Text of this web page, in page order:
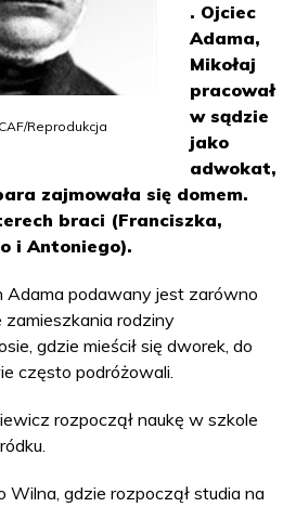
Reprodukcja
. Ojciec
Adama,
Mikołaj
pracował
w sądzie
jako
adwokat,
zajmowała się domem.
braci (Franciszka,
i Antoniego).
Adama podawany jest zarówno
zamieszkania rodziny
gdzie mieścił się dworek, do
często podróżowali.
rozpoczął naukę w szkole
Wilna, gdzie rozpoczął studia na